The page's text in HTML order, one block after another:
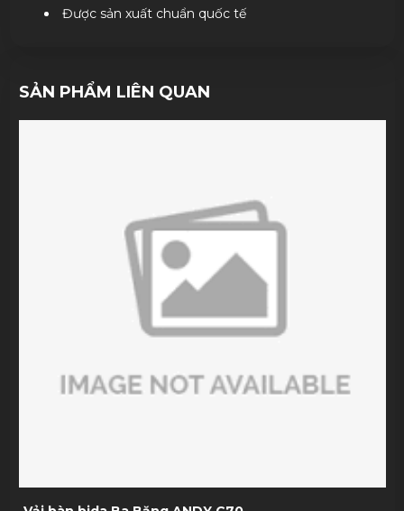
Được sản xuất chuẩn quốc tế
SẢN PHẨM LIÊN QUAN